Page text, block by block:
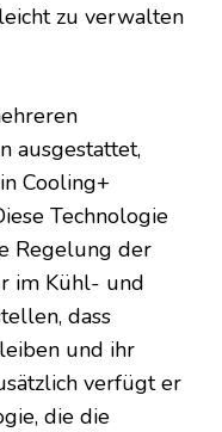
zu verwalten
ausgestattet,
Cooling+
Technologie
Regelung der
im Kühl- und
dass
und ihr
verfügt er
die die